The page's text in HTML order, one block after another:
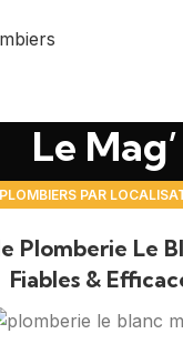
Le Mag’
PLOMBIERS PAR
Plomberie Le
Fiables &